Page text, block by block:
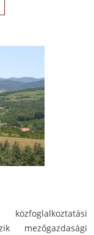
mezőgazdasági